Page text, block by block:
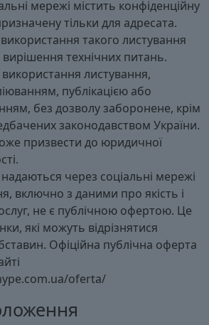
мережі містить конфіденційну
тільки для адресата.
такого листування
технічних питань.
листування,
публікацією або
без дозволу заборонене, крім
законодавством України.
призвести до юридичної
через соціальні мережі
включно з даними про якість і
не є публічною офертою. Це
які можуть відрізнятися
Офіційна публічна оферта
oferta/